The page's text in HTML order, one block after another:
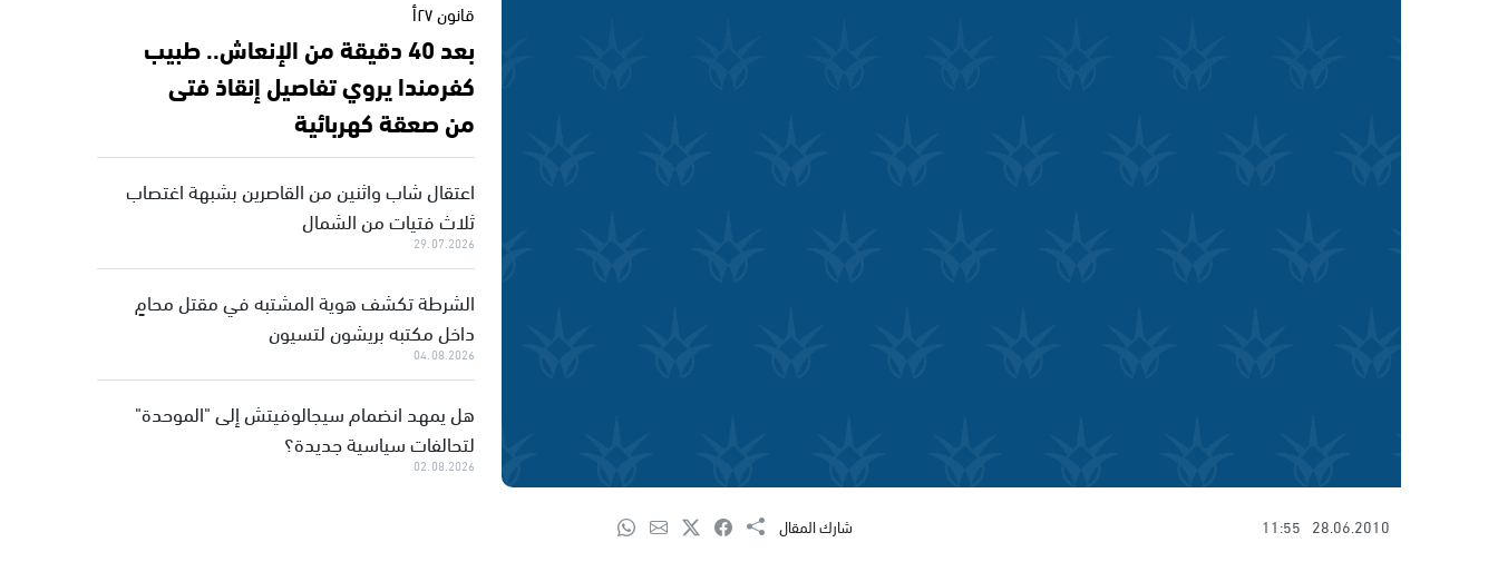
28.06.2010
11:55 شارك المقال
بعد 40 دقيقة من الإنعاش.. طبيب
كفرمندا يروي تفاصيل إنقاذ فتى
من صعقة كهربائية
اعتقال شاب واثنين من القاصرين بشبهة اغتصاب
ثلاث فتيات من الشمال
29.07.2026
الشرطة تكشف هوية المشتبه في مقتل محامٍ
داخل مكتبه بريشون لتسيون
04.08.2026
هل يمهد انضمام سيجالوفيتش إلى "الموحدة"
لتحالفات سياسية جديدة؟
02.08.2026